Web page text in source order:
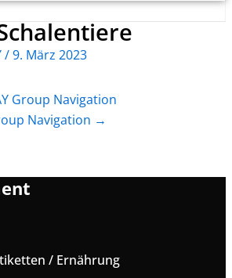
/9. März 2023
Group Navigation
Navigation →
/ Ernährung